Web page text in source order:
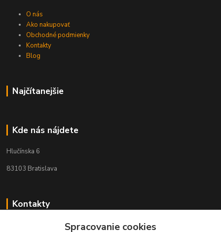
O nás
Ako nakupovať
Obchodné podmienky
Kontakty
Blog
Najčítanejšie
Kde nás nájdete
Hlučínska 6
83103 Bratislava
Kontakty
+421 908 678 479Spracovanie cookies